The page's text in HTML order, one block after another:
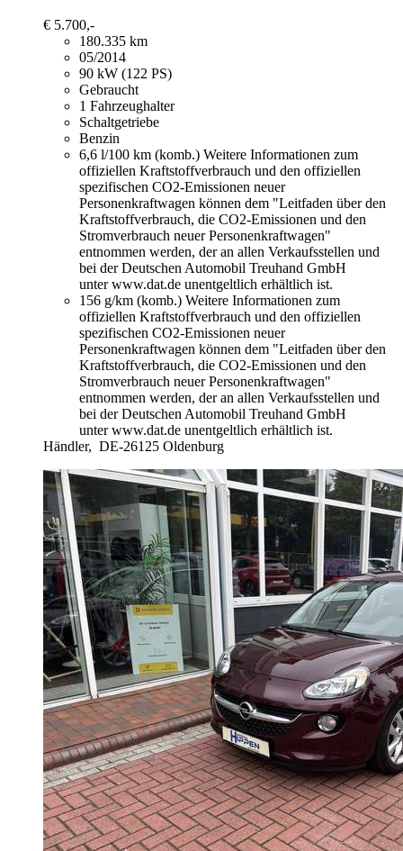
€ 5.700,-
180.335 km
05/2014
90 kW (122 PS)
Gebraucht
1 Fahrzeughalter
Schaltgetriebe
Benzin
6,6 l/100 km (komb.) Weitere Informationen zum
offiziellen Kraftstoffverbrauch und den offiziellen
spezifischen CO2-Emissionen neuer
Personenkraftwagen können dem "Leitfaden über den
Kraftstoffverbrauch, die CO2-Emissionen und den
Stromverbrauch neuer Personenkraftwagen"
entnommen werden, der an allen Verkaufsstellen und
bei der Deutschen Automobil Treuhand GmbH
unter www.dat.de unentgeltlich erhältlich ist.
156 g/km (komb.) Weitere Informationen zum
offiziellen Kraftstoffverbrauch und den offiziellen
spezifischen CO2-Emissionen neuer
Personenkraftwagen können dem "Leitfaden über den
Kraftstoffverbrauch, die CO2-Emissionen und den
Stromverbrauch neuer Personenkraftwagen"
entnommen werden, der an allen Verkaufsstellen und
bei der Deutschen Automobil Treuhand GmbH
unter www.dat.de unentgeltlich erhältlich ist.
Händler, DE-26125 Oldenburg